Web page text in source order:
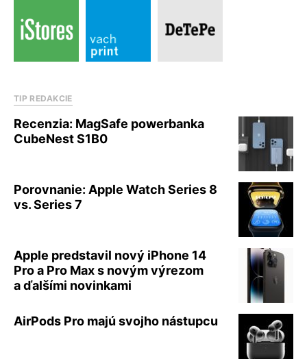
TIP REDAKCIE
Recenzia: MagSafe powerbanka
CubeNest S1B0
Porovnanie: Apple Watch Series 8
vs. Series 7
Apple predstavil nový iPhone 14
Pro a Pro Max s novým výrezom
a ďalšími novinkami
AirPods Pro majú svojho nástupcu